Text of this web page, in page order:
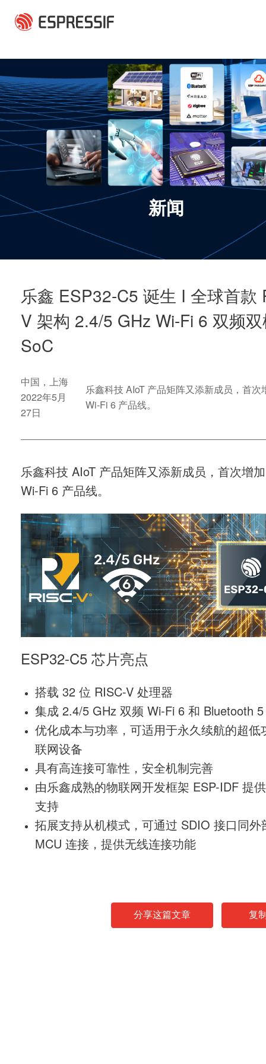
新闻
乐鑫 ESP32-C5 诞生 I 全球首款
V 架构 2.4/5 GHz Wi-Fi 6 双频双
SoC
中国，上海
2022年5月
27日
乐鑫科技 AIoT 产品矩阵又添新成员，首次
Wi-Fi 6 产品线。
乐鑫科技 AIoT 产品矩阵又添新成员，首次增
Wi-Fi 6 产品线。
ESP32-C5 芯片亮点
搭载 32 位 RISC-V 处理器
集成 2.4/5 GHz 双频 Wi-Fi 6 和 Bluetooth
优化成本与功率，可适用于永久续航的超低
联网设备
具有高连接可靠性，安全机制完善
由乐鑫成熟的物联网开发框架 ESP-IDF 提
支持
拓展支持从机模式，可通过 SDIO 接口同外
MCU 连接，提供无线连接功能
分享这篇文章 复